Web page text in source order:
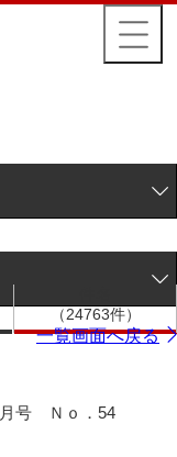
（24763件）
一覧画面へ戻る
号 Ｎｏ．54